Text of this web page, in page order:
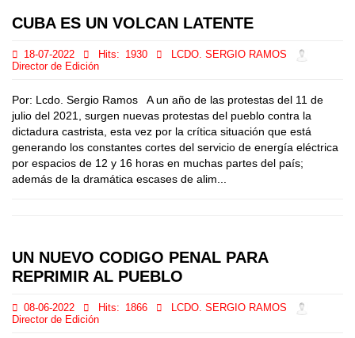
CUBA ES UN VOLCAN LATENTE
18-07-2022 Hits: 1930
LCDO. SERGIO RAMOS
Director de Edición
Por: Lcdo. Sergio Ramos A un año de las protestas del 11 de
julio del 2021, surgen nuevas protestas del pueblo contra la
dictadura castrista, esta vez por la crítica situación que está
generando los constantes cortes del servicio de energía eléctrica
por espacios de 12 y 16 horas en muchas partes del país;
además de la dramática escases de alim...
UN NUEVO CODIGO PENAL PARA
REPRIMIR AL PUEBLO
08-06-2022 Hits: 1866
LCDO. SERGIO RAMOS
Director de Edición